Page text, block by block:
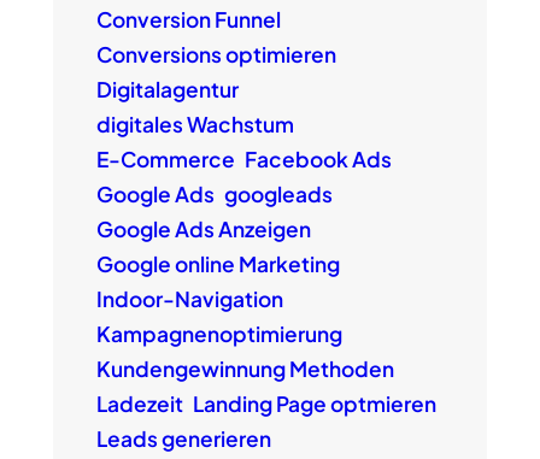
Conversion Funnel
Conversions optimieren
Digitalagentur
digitales Wachstum
E-Commerce Facebook Ads
Google Ads googleads
Google Ads Anzeigen
Google online Marketing
Indoor-Navigation
Kampagnenoptimierung
Kundengewinnung Methoden
Ladezeit Landing Page optmieren
Leads generieren